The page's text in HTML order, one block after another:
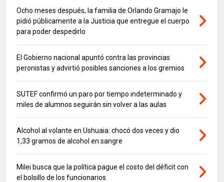
Ocho meses después, la familia de Orlando Gramajo le
pidió públicamente a la Justicia que entregue el cuerpo
para poder despedirlo
El Gobierno nacional apuntó contra las provincias
peronistas y advirtió posibles sanciones a los gremios
SUTEF confirmó un paro por tiempo indeterminado y
miles de alumnos seguirán sin volver a las aulas
Alcohol al volante en Ushuaia: chocó dos veces y dio
1,33 gramos de alcohol en sangre
Milei busca que la política pague el costo del déficit con
el bolsillo de los funcionarios